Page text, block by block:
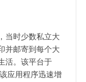
，当时少数私立大
并邮寄到每个大
活。该平台于
应用程序迅速增